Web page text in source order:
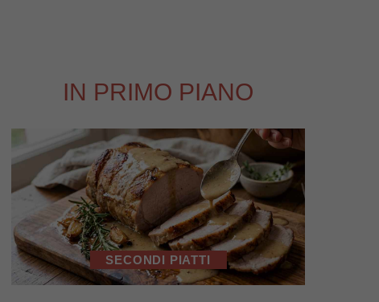
IN PRIMO PIANO
SECONDI PIATTI